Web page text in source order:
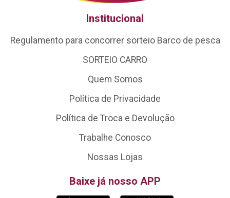
Institucional
Regulamento para concorrer sorteio Barco de pesca
SORTEIO CARRO
Quem Somos
Política de Privacidade
Política de Troca e Devolução
Trabalhe Conosco
Nossas Lojas
Baixe já nosso APP